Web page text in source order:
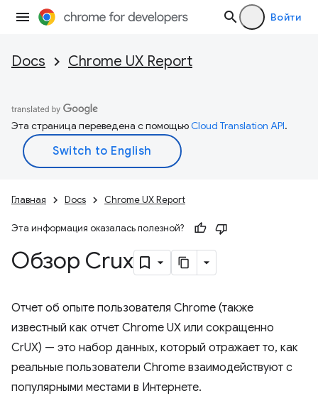
Войти
Docs Chrome UX Report
Эта страница переведена с помощьюCloud Translation API.
Главная Docs Chrome UX Report
Эта информация оказалась полезной?
Обзор Crux
Отчет об опыте пользователя Chrome (также
известный как отчет Chrome UX или сокращенно
CrUX) — это набор данных, который отражает то, как
реальные пользователи Chrome взаимодействуют с
популярными местами в Интернете.